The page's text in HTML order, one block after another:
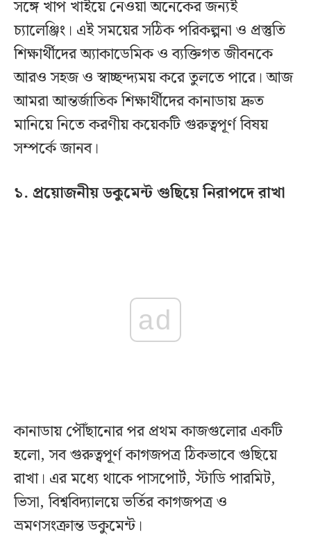
সঙ্গে খাপ খাইয়ে নেওয়া অনেকের জন্যই
চ্যালেঞ্জিং। এই সময়ের সঠিক পরিকল্পনা ও প্রস্তুতি
শিক্ষার্থীদের অ্যাকাডেমিক ও ব্যক্তিগত জীবনকে
আরও সহজ ও স্বাচ্ছন্দ্যময় করে তুলতে পারে। আজ
আমরা আন্তর্জাতিক শিক্ষার্থীদের কানাডায় দ্রুত
মানিয়ে নিতে করণীয় কয়েকটি গুরুত্বপূর্ণ বিষয়
সম্পর্কে জানব।
১. প্রয়োজনীয় ডকুমেন্ট গুছিয়ে নিরাপদে রাখা
ad
কানাডায় পৌঁছানোর পর প্রথম কাজগুলোর একটি
হলো, সব গুরুত্বপূর্ণ কাগজপত্র ঠিকভাবে গুছিয়ে
রাখা। এর মধ্যে থাকে পাসপোর্ট, স্টাডি পারমিট,
ভিসা, বিশ্ববিদ্যালয়ে ভর্তির কাগজপত্র ও
ভ্রমণসংক্রান্ত ডকুমেন্ট।